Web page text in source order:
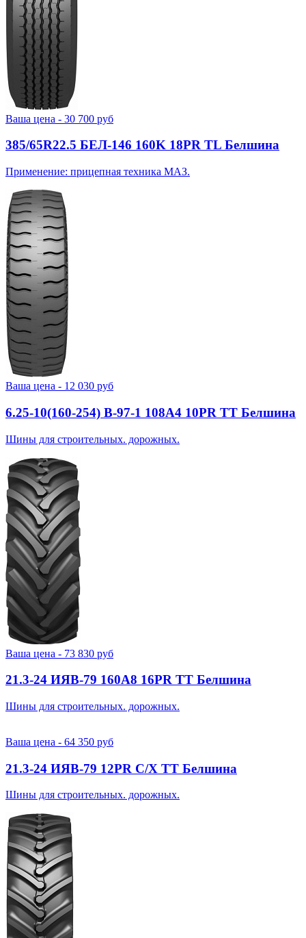
Ваша цена - 30 700 руб
385/65R22.5 БЕЛ-146 160K 18PR TL Белшина
Применение: прицепная техника МАЗ.
Ваша цена - 12 030 руб
6.25-10(160-254) В-97-1 108A4 10PR TT Белшина
Шины для строительных. дорожных.
Ваша цена - 73 830 руб
21.3-24 ИЯВ-79 160A8 16PR TT Белшина
Шины для строительных. дорожных.
Ваша цена - 64 350 руб
21.3-24 ИЯВ-79 12PR С/Х TT Белшина
Шины для строительных. дорожных.